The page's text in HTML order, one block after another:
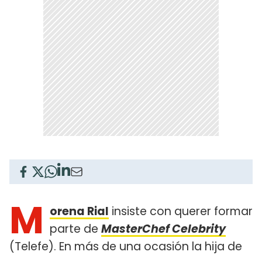
M orena Rial insiste con querer formar
parte de MasterChef Celebrity
(Telefe). En más de una ocasión la hija de